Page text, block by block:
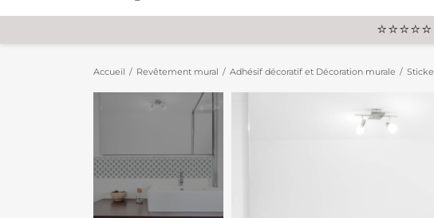
Accueil Revêtement mural Adhésif décoratif et Décoration murale